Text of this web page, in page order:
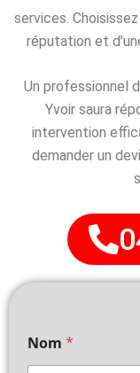
services.
réputation et
Un professionnel
Yvoir saura
intervention
demander un
Nom *